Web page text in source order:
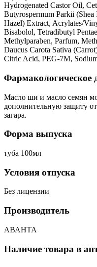
Hydrogenated Castor Oil,
Butyrospermum Parkii
Hazel) Extract, Acrylates/
Bisabolol, Tetradibutyl
Methylparaben, Parfum,
Daucus Carota Sativa
Citric Acid, PEG-7M,
Фармакологическое
Масло ши и масло семян
дополнительную защиту
загара.
Форма выпуска
туба 100мл
Условия отпуска
Без лицензии
Производитель
АВАНТА
Наличие товара в